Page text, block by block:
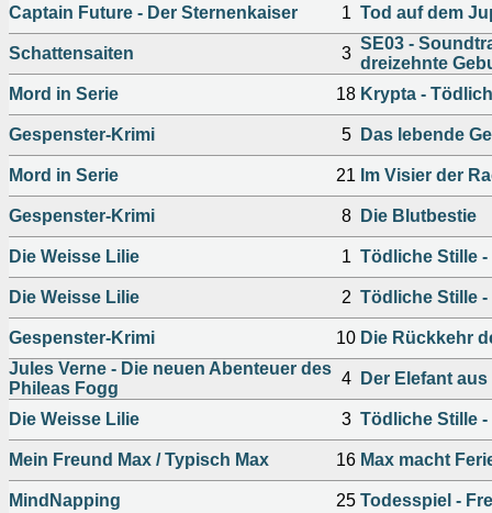
Captain Future - Der Sternenkaiser 1 Tod auf dem
Schattensaiten 3
SE03 -
dreizehnte
Mord in Serie
18 Krypta -
Gespenster-Krimi 5 Das lebende
Mord in Serie 21 Im Visier der
Gespenster-Krimi 8 Die Blutbestie
Die Weisse Lilie 1 Tödliche Stille -
Die Weisse Lilie 2 Tödliche Stille -
Gespenster-Krimi 10 Die Rückkehr
Jules Verne - Die neuen Abenteuer des
Phileas Fogg
4 Der Elefant
Die Weisse Lilie 3 Tödliche Stille -
Mein Freund Max / Typisch Max 16 Max macht
MindNapping 25 Todesspiel -